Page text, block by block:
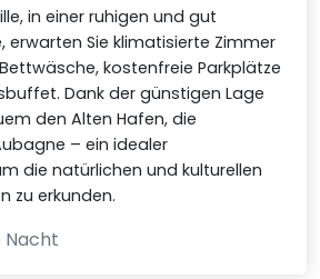
in einer ruhigen und gut
erwarten Sie klimatisierte Zimmer
kostenfreie Parkplätze
Dank der günstigen Lage
den Alten Hafen, die
– ein idealer
die natürlichen und kulturellen
zu erkunden.
Nacht